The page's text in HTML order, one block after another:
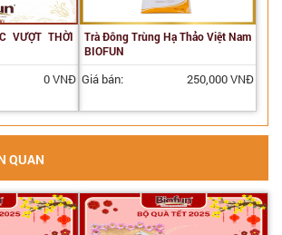
VƯỢT THỜI
0 VNĐ
Trà Đông Trùng Hạ Thảo Việt Nam
BIOFUN
Giá bán: 250,000 VNĐ
QUAN